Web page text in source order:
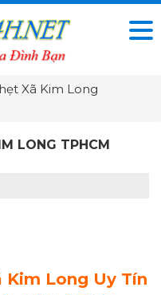
Xã Kim Long
LONG TPHCM
Kim Long Uy Tín